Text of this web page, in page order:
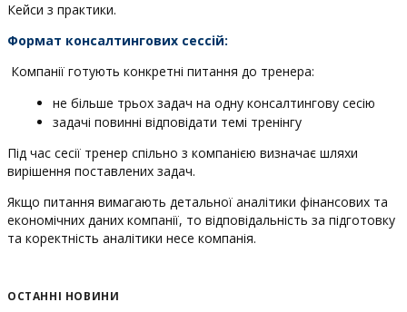
Кейси з практики.
Формат консалтингових сессій:
Компанії готують конкретні питання до тренера:
не більше трьох задач на одну консалтингову сесію
задачі повинні відповідати темі тренінгу
Під час сесії тренер спільно з компанією визначає шляхи
вирішення поставлених задач.
Якщо питання вимагають детальної аналітики фінансових та
економічних даних компанії, то відповідальність за підготовку
та коректність аналітики несе компанія.
ОСТАННІ НОВИНИ